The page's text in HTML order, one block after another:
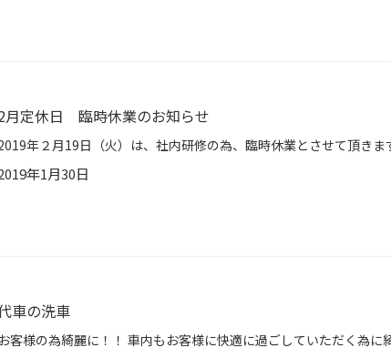
月定休日 臨時休業のお知らせ
年1月30日
車の洗車